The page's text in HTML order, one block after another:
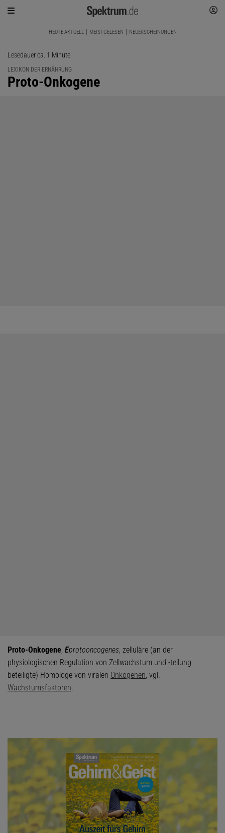
HEUTE AKTUELL MEISTGELESEN NEUERSCHEINUNGEN
Lesedauer ca. 1 Minute
LEXIKON DER ERNÄHRUNG
:
Proto-Onkogene
Proto-Onkogene, Eprotooncogenes, zelluläre (an der
physiologischen Regulation von Zellwachstum und -teilung
beteiligte) Homologe von viralen Onkogenen, vgl.
Wachstumsfaktoren.